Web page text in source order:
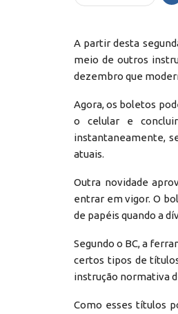
A partir desta
meio de outros
dezembro que
Agora, os boletos
o celular e
instantaneamente,
atuais.
Outra novidade
entrar em vigor. O
de papéis quando a
Segundo o BC, a
certos tipos de
instrução normativa
Como esses títulos